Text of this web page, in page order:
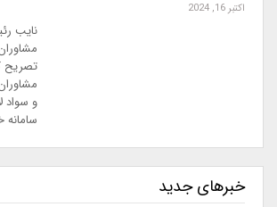
اکتبر 16, 2024
نایب
تصریح
و سواد
خبرهای جدید